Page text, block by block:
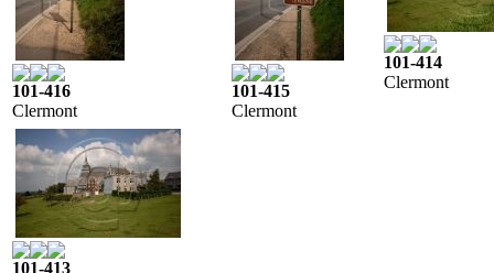
101-416
Clermont
101-415
Clermont
101-414
Clermont
101-413